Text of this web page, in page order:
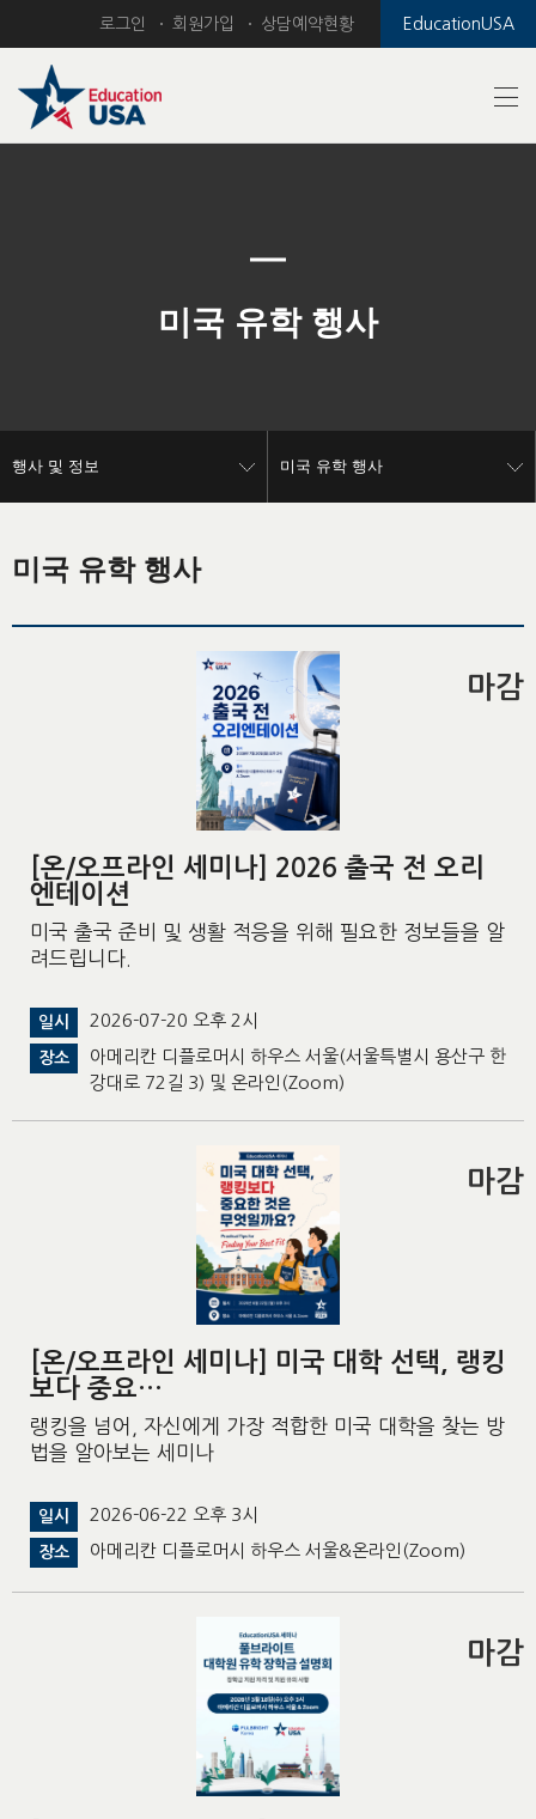
EducationUSA
로그인 회원가입 상담예약현황
미국 유학 행사
행사 및 정보 미국 유학 행사
미국 유학 행사
[온/오프라인 세미나] 2026 출국 전 오리
엔테이션
미국 출국 준비 및 생활 적응을 위해 필요한 정보들을 알
려드립니다.
일시 2026-07-20 오후 2시
장소
아메리칸 디플로머시 하우스 서울(서울특별시 용산구 한
강대로 72길 3) 및 온라인(Zoom)
마감
[온/오프라인 세미나] 미국 대학 선택, 랭킹
보다 중요…
랭킹을 넘어, 자신에게 가장 적합한 미국 대학을 찾는 방
법을 알아보는 세미나
일시 2026-06-22 오후 3시
장소 아메리칸 디플로머시 하우스 서울&온라인(Zoom)
마감
마감